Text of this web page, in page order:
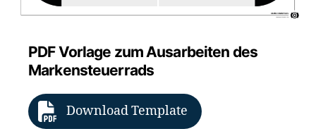
PDF Vorlage zum Ausarbeiten des
Markensteuerrads
Download Template